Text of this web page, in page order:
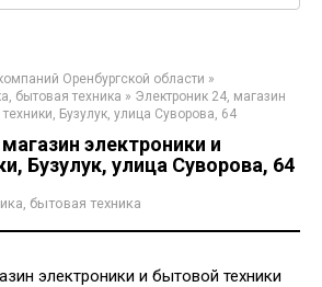
Оренбургской области »
бытовая техника » Электроник 24, магазин
Бузулук, улица Суворова, 64
электроники и
Бузулук, улица Суворова, 64
бытовая техника
электроники и бытовой техники